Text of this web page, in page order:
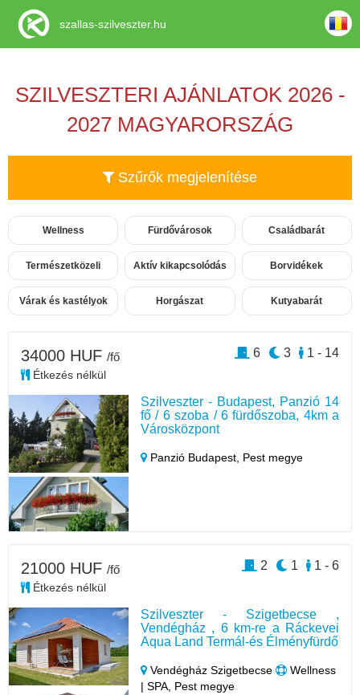
SZILVESZTERI AJÁNLATOK 2026 -
2027 MAGYARORSZÁG
Szűrők megjelenítése
Wellness Fürdővárosok Családbarát
Természetközeli Aktív kikapcsolódás Borvidékek
Várak és kastélyok Horgászat Kutyabarát
Szilveszter - Budapest, Panzió 14
fő / 6 szoba / 6 fürdőszoba, 4km a
Városközpont
Panzió Budapest, Pest megye
34000 HUF /fő
Étkezés nélkül
1 - 14
3
6
Szilveszter - Szigetbecse ,
Vendégház , 6 km-re a Ráckevei
Aqua Land Termál-és Élményfürdő
Vendégház Szigetbecse
Wellness
| SPA, Pest megye
21000 HUF /fő
Étkezés nélkül
1 - 6
1
2
szallas-szilveszter.hu